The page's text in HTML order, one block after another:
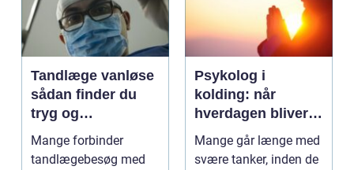
Tandlæge vanløse
sådan finder du
tryg og
professionel
tandpleje
Mange forbinder
tandlægebesøg med
Psykolog i
kolding: når
hverdagen bliver
for tung at bære
alene
Mange går længe med
svære tanker, inden de